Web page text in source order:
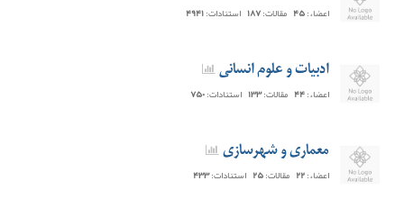
اعضاء:۴۵ مقالات:۱۸۷ استنادات:۴۹۴۱
ادبیات و علوم انسانی
اعضاء:۴۴ مقالات:۱۳۳ استنادات:۷۵۰
معماری و شهرسازی
اعضاء:۲۲ مقالات:۲۵ استنادات:۴۳۳